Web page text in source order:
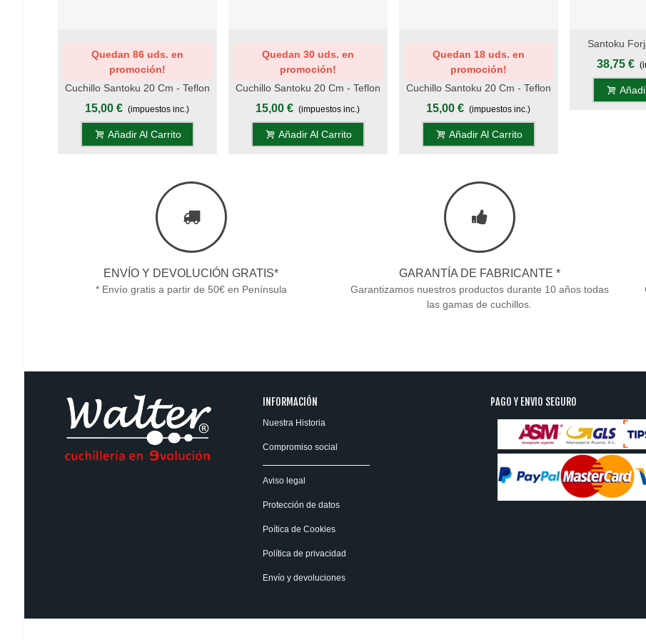
Quedan 86 uds. en
promoción!
Cuchillo Santoku 20 Cm - Teflon
- Mango Mikarta Roja, Estuche
15,00 € (impuestos inc.)
Añadir Al Carrito
Quedan 30 uds. en
promoción!
Cuchillo Santoku 20 Cm - Teflon
- Mango Mikarta Negra, Estuche
15,00 € (impuestos inc.)
Añadir Al Carrito
Quedan 18 uds. en
promoción!
Cuchillo Santoku 20 Cm - Teflon
- Mango Nacar, Estuche
15,00 € (impuestos inc.)
Añadir Al Carrito
Add To Wishlist
Santoku
Titanio Plata
38,75 €
ENVÍO Y DEVOLUCIÓN GRATIS*
* Envío gratis a partir de 50€ en Península
GARANTÍA DE FABRICANTE *
Garantizamos nuestros productos durante 10 años todas
las gamas de cuchillos.
INFORMACIÓN
Nuestra Historia
Compromiso social
Aviso legal
Protección de datos
Poítica de Cookies
Política de privacidad
Envío y devoluciones
PAGO Y ENVIO SEGURO